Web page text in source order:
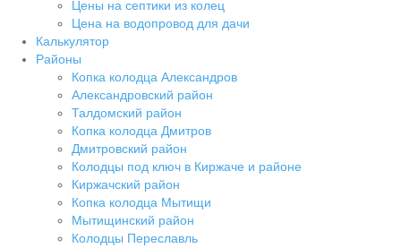
Цены на септики из колец
Цена на водопровод для дачи
Калькулятор
Районы
Копка колодца Александров
Александровский район
Талдомский район
Копка колодца Дмитров
Дмитровский район
Колодцы под ключ в Киржаче и районе
Киржачский район
Копка колодца Мытищи
Мытищинский район
Колодцы Переславль